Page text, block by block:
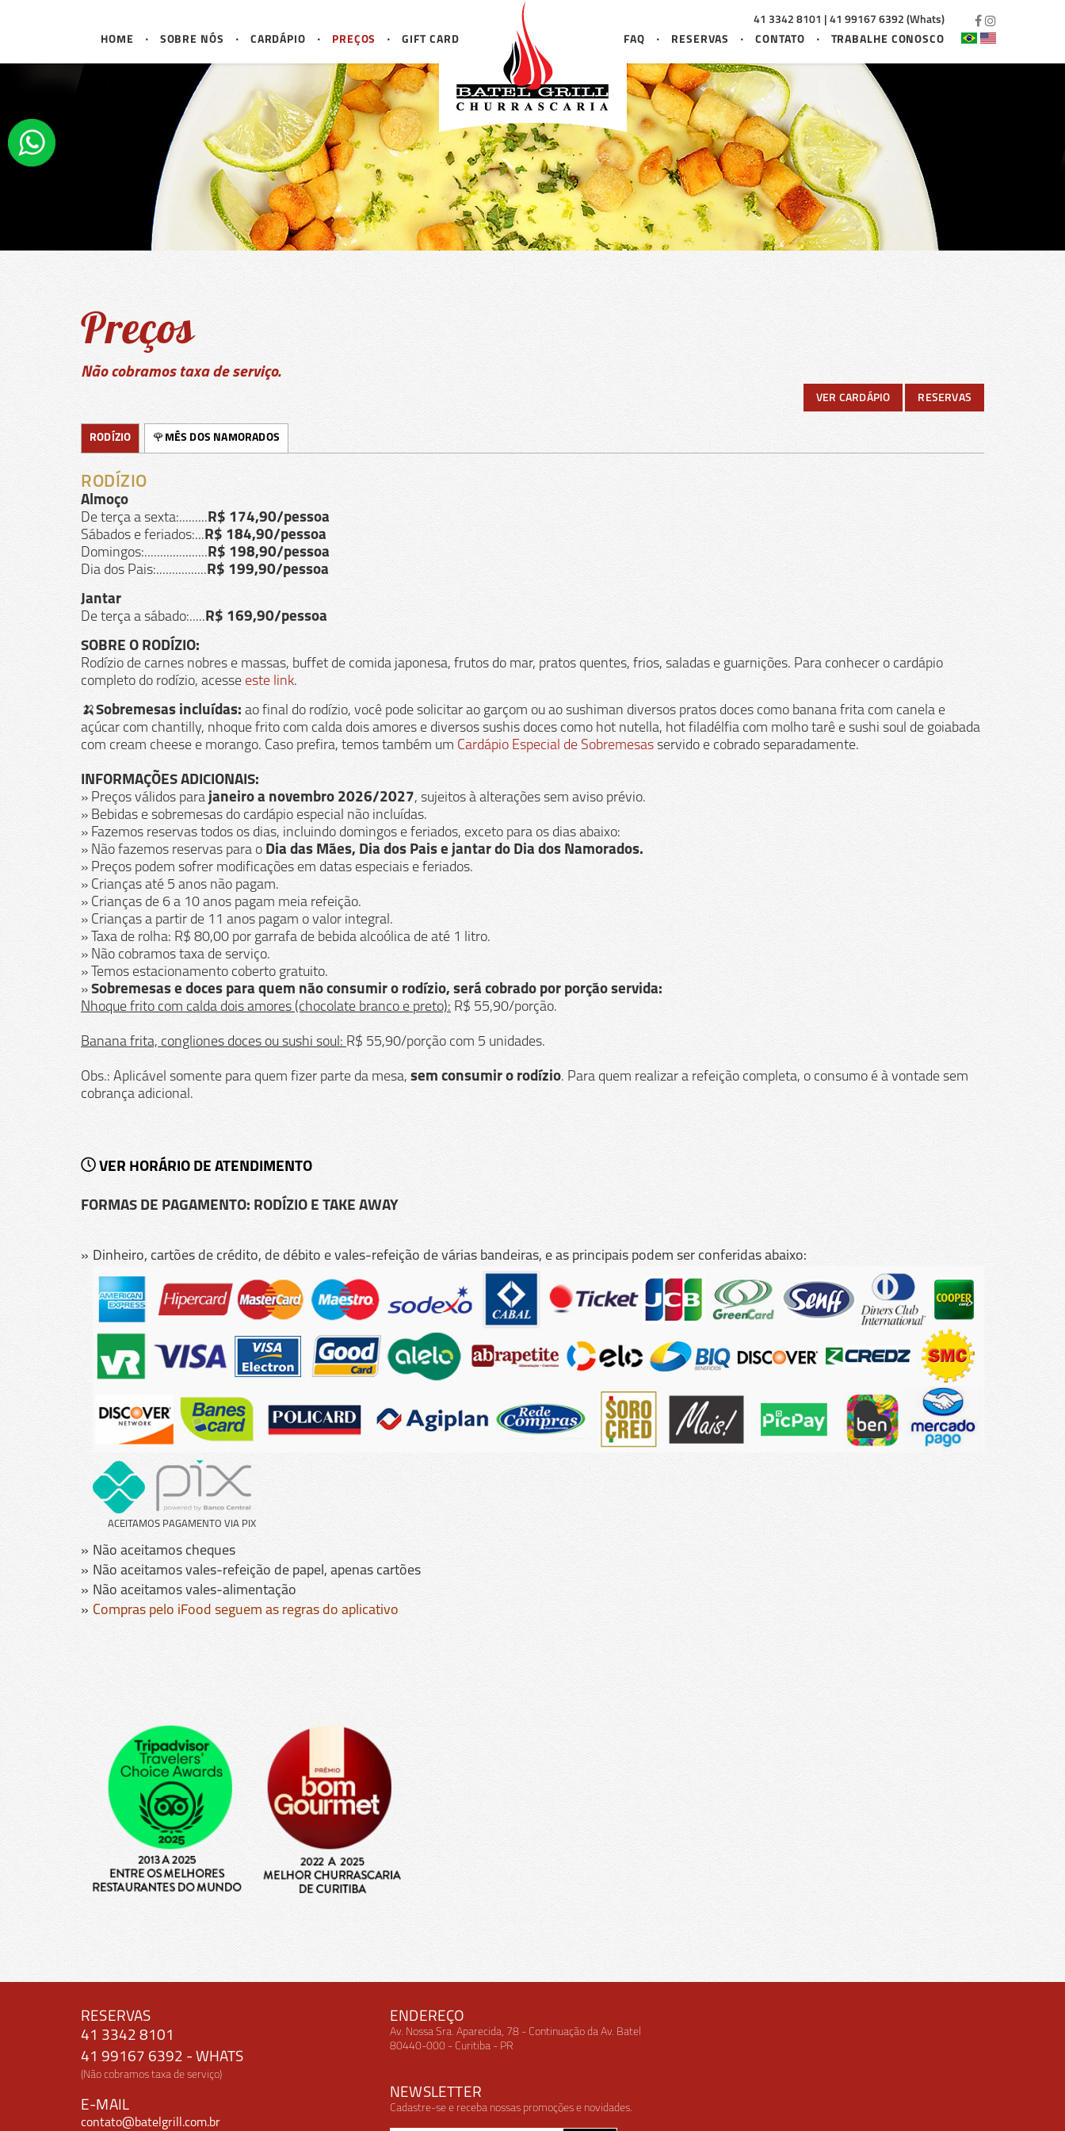
41 3342 8101 | 41 99167 6392 (Whats)
HOME
SOBRE NÓS CARDÁPIO PREÇOS GIFT CARD FAQ RESERVAS CONTATO TRABALHE CONOSCO
Preços
Não cobramos taxa de serviço.
VER CARDÁPIO RESERVAS
RODÍZIO 🌹MÊS DOS NAMORADOS
RODÍZIO
Almoço
De terça a sexta:.........R$ 174,90/pessoa
Sábados e feriados:...R$ 184,90/pessoa
Domingos:....................R$ 198,90/pessoa
Dia dos Pais:................R$ 199,90/pessoa
Jantar
De terça a sábado:.....R$ 169,90/pessoa
SOBRE O RODÍZIO:
Rodízio de carnes nobres e massas, buffet de comida japonesa, frutos do mar, pratos quentes, frios, saladas e guarnições. Para conhecer o cardápio
completo do rodízio, acesse este link.
🍌Sobremesas incluídas: ao final do rodízio, você pode solicitar ao garçom ou ao sushiman diversos pratos doces como banana frita com canela e
açúcar com chantilly, nhoque frito com calda dois amores e diversos sushis doces como hot nutella, hot filadélfia com molho tarê e sushi soul de goiabada
com cream cheese e morango. Caso prefira, temos também um Cardápio Especial de Sobremesas servido e cobrado separadamente.
INFORMAÇÕES ADICIONAIS:
» Preços válidos para janeiro a novembro 2026/2027, sujeitos à alterações sem aviso prévio.
» Bebidas e sobremesas do cardápio especial não incluídas.
» Fazemos reservas todos os dias, incluindo domingos e feriados, exceto para os dias abaixo:
» Não fazemos reservas para o Dia das Mães, Dia dos Pais e jantar do Dia dos Namorados.
» Preços podem sofrer modificações em datas especiais e feriados.
» Crianças até 5 anos não pagam.
» Crianças de 6 a 10 anos pagam meia refeição.
» Crianças a partir de 11 anos pagam o valor integral.
» Taxa de rolha: R$ 80,00 por garrafa de bebida alcoólica de até 1 litro.
» Não cobramos taxa de serviço.
» Temos estacionamento coberto gratuito.
» Sobremesas e doces para quem não consumir o rodízio, será cobrado por porção servida:
Nhoque frito com calda dois amores (chocolate branco e preto): R$ 55,90/porção.
Banana frita, congliones doces ou sushi soul: R$ 55,90/porção com 5 unidades.
Obs.: Aplicável somente para quem fizer parte da mesa, sem consumir o rodízio. Para quem realizar a refeição completa, o consumo é à vontade sem
cobrança adicional.
VER HORÁRIO DE ATENDIMENTO
FORMAS DE PAGAMENTO: RODÍZIO E TAKE AWAY
Dinheiro, cartões de crédito, de débito e vales-refeição de várias bandeiras, e as principais podem ser conferidas abaixo:
ACEITAMOS PAGAMENTO VIA PIX
Não aceitamos cheques
Não aceitamos vales-refeição de papel, apenas cartões
Não aceitamos vales-alimentação
Compras pelo iFood seguem as regras do aplicativo
RESERVAS
41 3342 8101
41 99167 6392 - WHATS
(Não cobramos taxa de serviço)
E-MAIL
contato@batelgrill.com.br
ENDEREÇO
Av. Nossa Sra. Aparecida, 78 - Continuação da Av. Batel
80440-000 - Curitiba - PR
NEWSLETTER
Cadastre-se e receba nossas promoções e novidades.